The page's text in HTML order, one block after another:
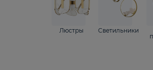
Люстры Светильники